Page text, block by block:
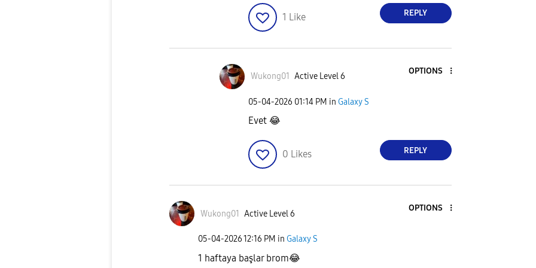
1 Like REPLY
Wukong01 Active Level 6
OPTIONS
‎05-04-2026 01:14 PM in Galaxy S
Evet 😂
0 Likes REPLY
Wukong01 Active Level 6
OPTIONS
‎05-04-202612:16 PM in Galaxy S
1 haftaya başlar brom😂